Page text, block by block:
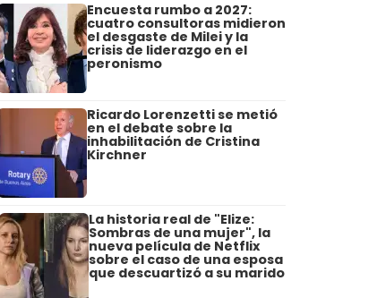
Encuesta rumbo a 2027:
cuatro consultoras midieron
el desgaste de Milei y la
crisis de liderazgo en el
peronismo
Ricardo Lorenzetti se metió
en el debate sobre la
inhabilitación de Cristina
Kirchner
La historia real de "Elize:
Sombras de una mujer", la
nueva película de Netflix
sobre el caso de una esposa
que descuartizó a su marido